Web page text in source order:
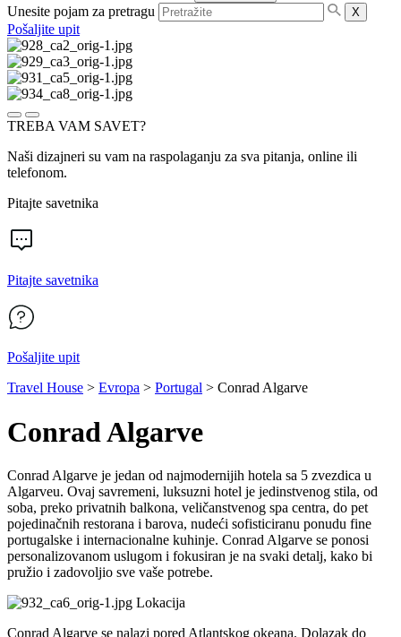
Unesite pojam za pretragu X
Pošaljite upit
TREBA VAM SAVET?
Naši dizajneri su vam na raspolaganju za sva pitanja, online ili
telefonom.
Pitajte savetnika
Pitajte savetnika
Pošaljite upit
Travel House > Evropa > Portugal > Conrad Algarve
Conrad Algarve
Conrad Algarve je jedan od najmodernijih hotela sa 5 zvezdica u
Algarveu. Ovaj savremeni, luksuzni hotel je jedinstvenog stila, od
soba, preko privatnih balkona, veličanstvenog spa centra, do pet
pojedinačnih restorana i barova, nudeći sofisticiranu ponudu fine
portugalske i internacionalne kuhinje. Conrad Algarve se ponosi
personalizovanom uslugom i fokusiran je na svaki detalj, kako bi
pružio i zadovoljio sve vaše potrebe.
Lokacija
Conrad Algarve se nalazi pored Atlantskog okeana. Dolazak do